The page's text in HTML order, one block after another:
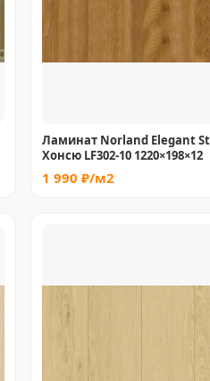
Ламинат Norland Elegant
Хонсю LF302-10 1220×198×12
1 990 ₽/м2